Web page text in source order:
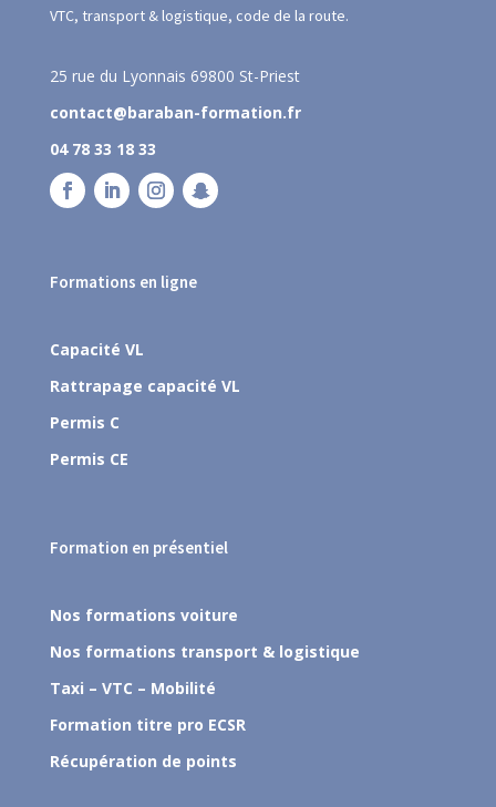
VTC, transport & logistique, code de la route.
25 rue du Lyonnais 69800 St-Priest
contact@baraban-formation.fr
04 78 33 18 33
Formations en ligne
Capacité VL
Rattrapage capacité VL
Permis C
Permis CE
Formation en présentiel
Nos formations voiture
Nos formations transport & logistique
Taxi – VTC – Mobilité
Formation titre pro ECSR
Récupération de points